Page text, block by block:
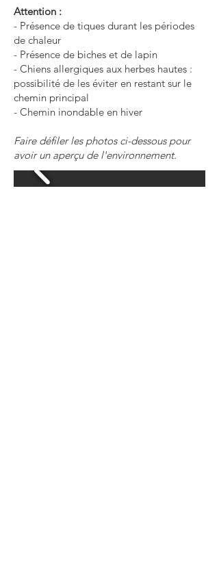
Attention :
- Présence de tiques durant les périodes
de chaleur
- Présence de biches et de lapin
- Chiens allergiques aux herbes hautes :
possibilité de les éviter en restant sur le
chemin principal
- Chemin inondable en hiver
Faire défiler les photos ci-dessous pour
avoir un aperçu de l'environnement.